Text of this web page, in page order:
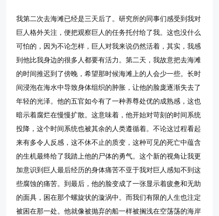
我第二次去海滩已经是三天后了。研究所的同事们感受到我对
巨人格外关注，便把观察巨人的任务托付给了我。这也没什么
可怕的，因为不论怎样，巨人对我来说仍然活着，其实，我感
到他比我身边的很多人都要有活力。第二天，我故意把去海滩
的时间推迟到了傍晚，希望那时候海滩上的人会少一些。长时
间浸泡在海水中导致身体组织的肿胀，让他的脸庞逐渐失去了
年轻的光泽。他的五官如今有了一种养尊处优的成熟感，这也
暗示着腐烂在慢慢扩散。这意味着，他开始对苛刻的时间系统
投降，这个时间系统也被其余的人类遵循着。不论这过程看起
来有多令人反感，这不休不止的质变，这种可见的死亡中蕴含
的生机最终给了我踏上他的尸体的勇气。这个新的视角让我更
加意识到巨人最后经历的身体痛苦不亚于我对巨人感知不到这
些腐蚀的痛苦。到最后，他的脸变成了一张显示着疲惫和无助
的面具，困在那个螺旋状的漩涡中。而我们有限的人生也注定
被困在那一处。他就像被抛弃的船一样被搁浅在空荡荡的海岸